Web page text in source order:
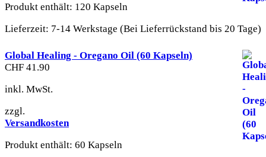
Produkt enthält: 120 Kapseln
Lieferzeit: 7-14 Werkstage (Bei Lieferrückstand bis 20 Tage)
Global Healing - Oregano Oil (60 Kapseln)
CHF 41.90
inkl. MwSt.
zzgl.
Versandkosten
Produkt enthält: 60 Kapseln